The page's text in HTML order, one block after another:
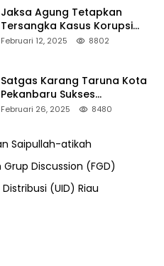
Jaksa Agung Tetapkan
Tersangka Kasus Korupsi
Kehutanan, DPP Advokasi IPJI
Februari 12, 2025 8802
Satgas Karang Taruna Kota
Pekanbaru Sukses
Mengamankan Acara Temu
Februari 26, 2025 8480
Saipullah-atikah
Discussion (FGD)
Distribusi (UID) Riau